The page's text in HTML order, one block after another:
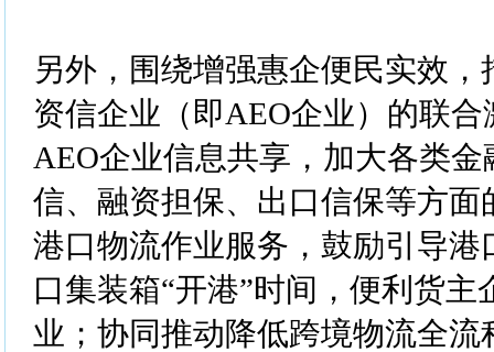
另外，围绕增强惠企便民实效
资信企业（即AEO企业）的联
AEO企业信息共享，加大各类
信、融资担保、出口信保等方面
港口物流作业服务，鼓励引导港
口集装箱“开港”时间，便利货
业；协同推动降低跨境物流全流